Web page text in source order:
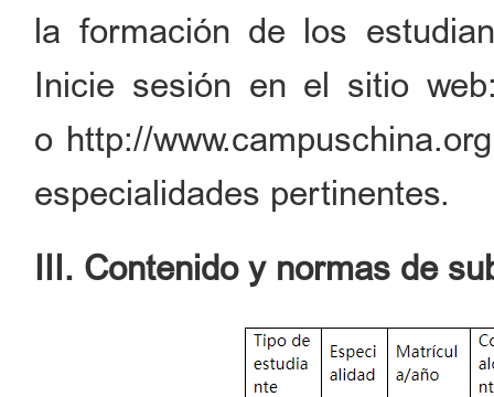
la formación de los
Inicie sesión en el sitio
o http://
especialidades pertinentes.
III. Contenido y normas de